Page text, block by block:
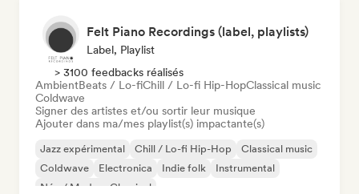
Felt Piano Recordings (label, playlists)
Label, Playlist
> 3100 feedbacks réalisés
AmbientBeats / Lo-fiChill / Lo-fi Hip-HopClassical music
Coldwave
Signer des artistes et/ou sortir leur musique
Ajouter dans ma/mes playlist(s) impactante(s)
Jazz expérimental Chill / Lo-fi Hip-Hop
Classical music
Coldwave
Electronica Indie folk
Instrumental
Néo / Modern Classical